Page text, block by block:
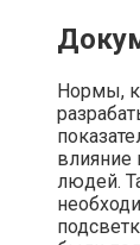
Нормы,
влияние
людей.